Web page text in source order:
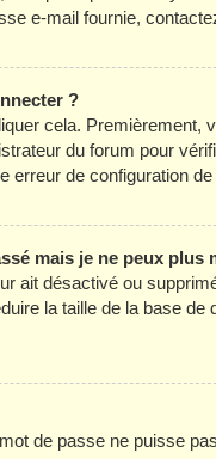
e-mail fournie,
?
cela. Premièrement,
du forum pour
erreur de configuration
mais je ne peux plus
ait désactivé ou
la taille de la base
de passe ne puisse